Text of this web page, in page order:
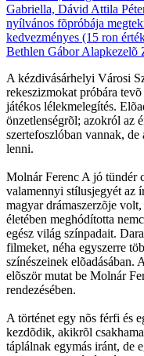
A kézdivásárhelyi Városi
rekeszizmokat próbára
játékos lélekmelegítés.
önzetlenségrõl; azokról az
szertefoszlóban vannak,
lenni.
Molnár Ferenc A jó tündér
valamennyi stílusjegyét az
magyar drámaszerzõje
életében meghódította
egész világ színpadait.
filmeket, néha egyszerre
színészeinek elõadásában.
elõször mutat be Molnár
rendezésében.
A történet egy nõs férfi és
kezdõdik, akikrõl
táplálnak egymás iránt, de